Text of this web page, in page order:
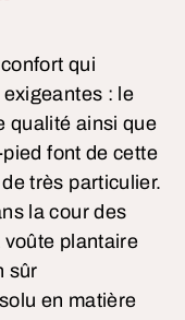
qui
: le
qualité ainsi que
font de cette
très particulier.
la cour des
plantaire
sûr
en matière